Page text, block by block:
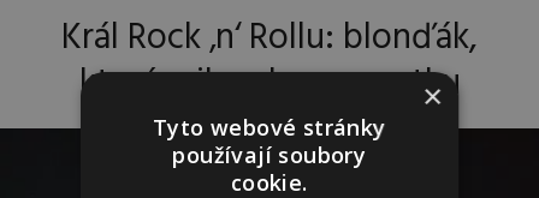
Král Rock ‚n‘ Rollu: blonďák,
který miloval svou matku
×
Tyto webové stránky
používají soubory
cookie.